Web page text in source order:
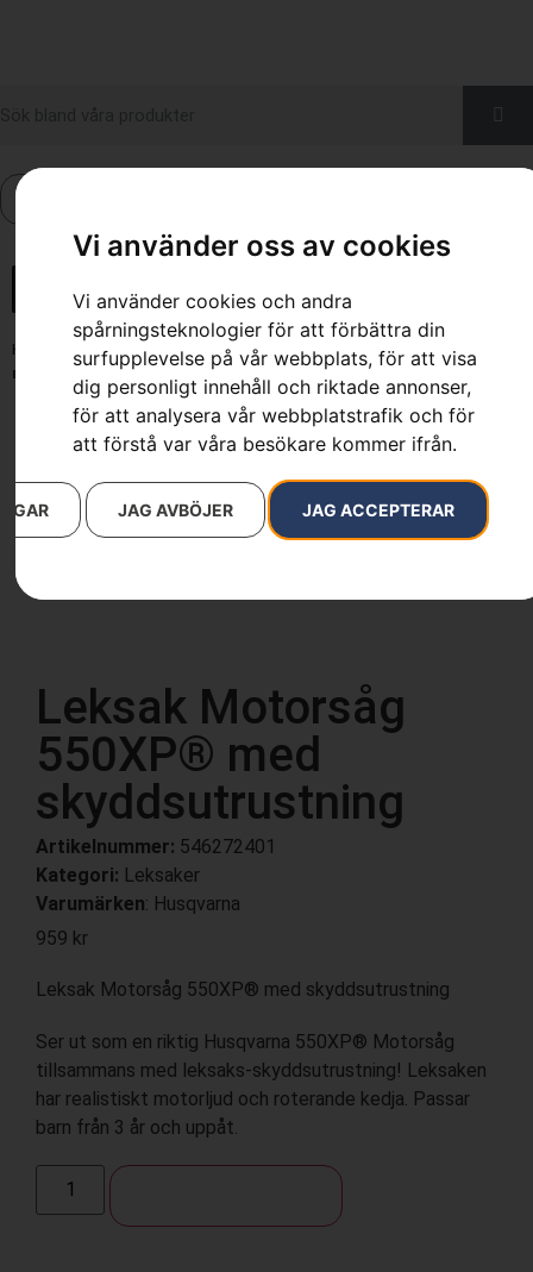
Vi använder oss av cookies
Vi använder cookies och andra
spårningsteknologier för att förbättra din
surfupplevelse på vår webbplats, för att visa
dig personligt innehåll och riktade annonser,
för att analysera vår webbplatstrafik och för
att förstå var våra besökare kommer ifrån.
JAG ACCEPTERAR
JAG AVBÖJER
Hem Webbutik Trädgård Leksaker »Leksak Motorsåg 550XP®
med skyddsutrustning
Leksak Motorsåg
550XP® med
skyddsutrustning
Artikelnummer: 546272401
Kategori: Leksaker
Varumärken: Husqvarna
959 kr
Leksak Motorsåg 550XP® med skyddsutrustning
Ser ut som en riktig Husqvarna 550XP® Motorsåg
tillsammans med leksaks-skyddsutrustning! Leksaken
har realistiskt motorljud och roterande kedja. Passar
barn från 3 år och uppåt.